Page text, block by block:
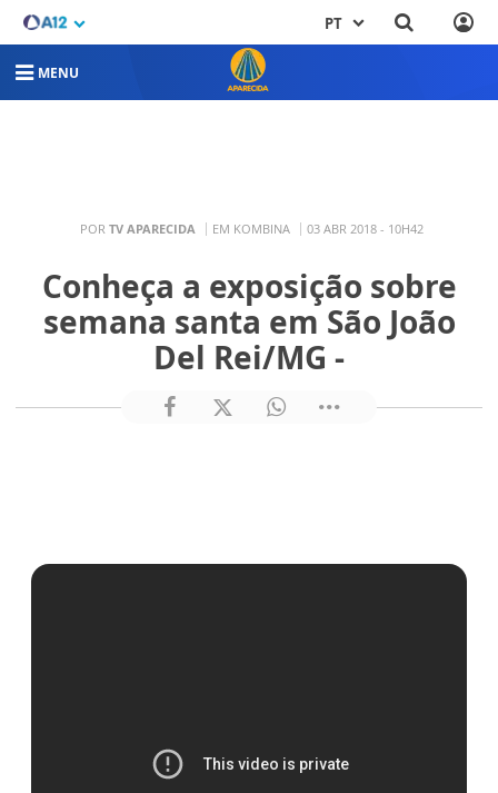
PT
MENU
POR TV APARECIDA EM KOMBINA 03 ABR 2018 - 10H42
Conheça a exposição sobre
semana santa em São João
Del Rei/MG -